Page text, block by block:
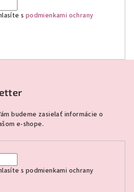
s podmienkami ochrany
budeme zasielať informácie o
e-shope.
s podmienkami ochrany